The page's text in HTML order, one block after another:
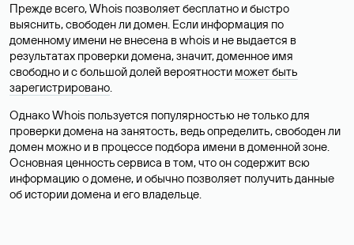
Прежде всего, Whois позволяет бесплатно и быстро
выяснить, свободен ли домен. Если информация по
доменному имени не внесена в whois и не выдается в
результатах проверки домена, значит, доменное имя
свободно и с большой долей вероятности может быть
зарегистрировано.
Однако Whois пользуется популярностью не только для
проверки домена на занятость, ведь определить, свободен ли
домен можно и в процессе подбора имени в доменной зоне.
Основная ценность сервиса в том, что он содержит всю
информацию о домене, и обычно позволяет получить данные
об истории домена и его владельце.